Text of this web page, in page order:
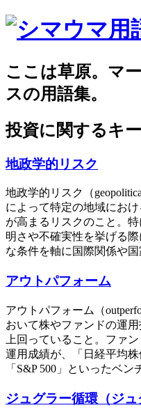
ここは草原。マ
スの用語集。
投資に関するキ
地政学的リスク
地政学的リスク（
によって特定の地域にお
が高まるリスクのこと。
明さや不確実性を挙げる
な条件を軸に国際関係や
アウトパフォーム
アウトパフォーム（
おいて株やファンドの運
上回っていること。ファ
運用成績が、「日経平均株
「S&P 500」といったベ
ジュグラー循環（ジュ